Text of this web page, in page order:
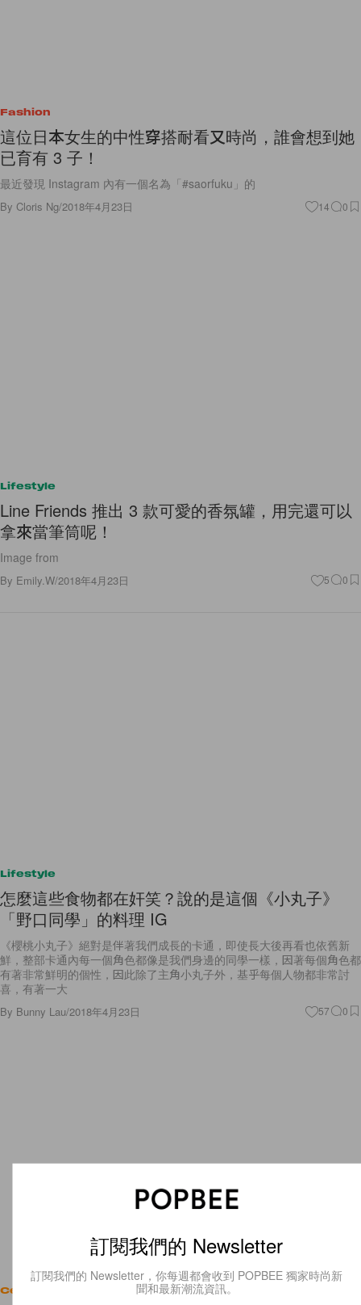
Fashion
這位日本女生的中性穿搭耐看又時尚，誰會想到她
已育有 3 子！
最近發現 Instagram 內有一個名為「#saorfuku」的
By Cloris Ng/2018年4月23日 14 0
Lifestyle
Line Friends 推出 3 款可愛的香氛罐，用完還可以
拿來當筆筒呢！
Image from
By Emily.W/2018年4月23日 5 0
Lifestyle
怎麼這些食物都在奸笑？說的是這個《小丸子》
「野口同學」的料理 IG
《櫻桃小丸子》絕對是伴著我們成長的卡通，即使長大後再看也依舊新
鮮，整部卡通內每一個角色都像是我們身邊的同學一樣，因著每個角色都
有著非常鮮明的個性，因此除了主角小丸子外，基乎每個人物都非常討
喜，有著一大
By Bunny Lau/2018年4月23日 57 0
Celebrities
訂閱我們的 Newsletter
訂閱我們的 Newsletter，你每週都會收到 POPBEE 獨家時尚新
聞和最新潮流資訊。